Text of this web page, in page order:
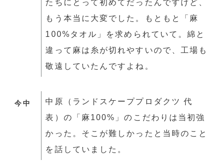
たちにとって初めてだったんですけど、
もう本当に大変でした。もともと「麻
100%タオル」を求められていて。綿と
違って麻は糸が切れやすいので、工場も
敬遠していたんですよね。
今中
中原（ランドスケーププロダクツ 代
表）の「麻100%」のこだわりは当初強
かった。そこが難しかったと当時のこと
を話していました。